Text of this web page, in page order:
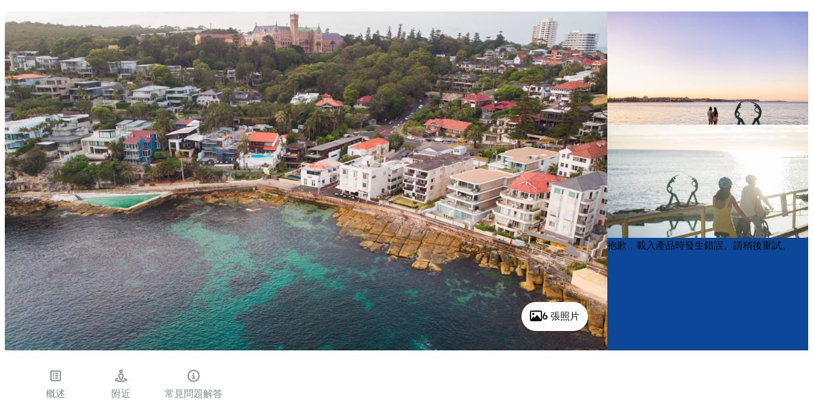
6 張照片
Product
List
Product
List
抱歉，載入產品時發生錯誤。請稍後重試。
概述 附近 常見問題解答